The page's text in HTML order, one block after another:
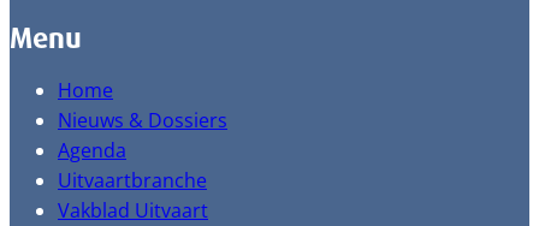
Menu
Home
Nieuws & Dossiers
Agenda
Uitvaartbranche
Vakblad Uitvaart